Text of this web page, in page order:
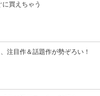
買えちゃう
注目作＆話題作が勢ぞろい！